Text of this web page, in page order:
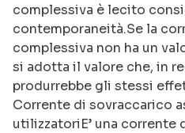
complessiva è lecito
contemporaneità.Se la
complessiva non ha un
si adotta il valore che, in
produrrebbe gli stessi
Corrente di sovraccarico
utilizzatoriE’ una